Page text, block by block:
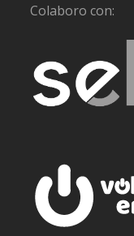
Colaboro con: